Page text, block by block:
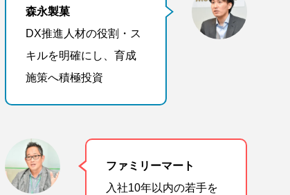
森永製菓
DX推進人材の役割・ス
キルを明確にし、育成
施策へ積極投資
ファミリーマート
入社10年以内の若手を